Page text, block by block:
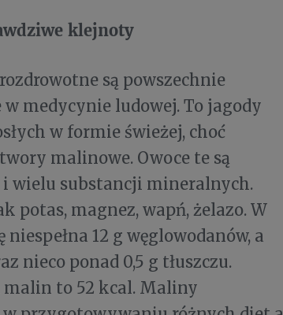
klejnoty
są powszechnie
medycynie ludowej. To jagody
w formie świeżej, choć
malinowe. Owoce te są
i wielu substancji mineralnych.
potas, magnez, wapń, żelazo. W
12 g węglowodanów, a
nieco ponad 0,5 g tłuszczu.
to 52 kcal. Maliny